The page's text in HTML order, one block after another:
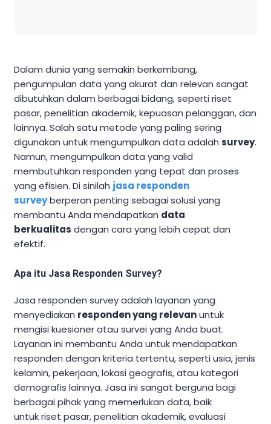
Dalam dunia yang semakin berkembang,
pengumpulan data yang akurat dan relevan sangat
dibutuhkan dalam berbagai bidang, seperti riset
pasar, penelitian akademik, kepuasan pelanggan, dan
lainnya. Salah satu metode yang paling sering
digunakan untuk mengumpulkan data adalah survey.
Namun, mengumpulkan data yang valid
membutuhkan responden yang tepat dan proses
yang efisien. Di sinilah jasa responden
surveyberperan penting sebagai solusi yang
membantu Anda mendapatkan data
berkualitas dengan cara yang lebih cepat dan
efektif.
Apa itu Jasa Responden Survey?
Jasa responden survey adalah layanan yang
menyediakan responden yang relevanuntuk
mengisi kuesioner atau survei yang Anda buat.
Layanan ini membantu Anda untuk mendapatkan
responden dengan kriteria tertentu, seperti usia, jenis
kelamin, pekerjaan, lokasi geografis, atau kategori
demografis lainnya. Jasa ini sangat berguna bagi
berbagai pihak yang memerlukan data, baik
untuk riset pasar, penelitian akademik, evaluasi